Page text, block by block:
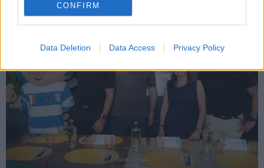
CONFIRM
Data Deletion Data Access Privacy Policy